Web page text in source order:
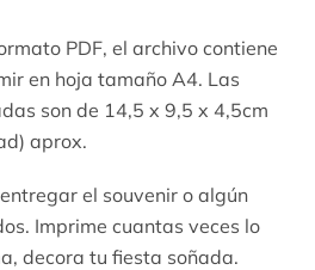
PDF, el archivo contiene
en hoja tamaño A4. Las
son de 14,5 x 9,5 x 4,5cm
aprox.
el souvenir o algún
Imprime cuantas veces lo
decora tu fiesta soñada.